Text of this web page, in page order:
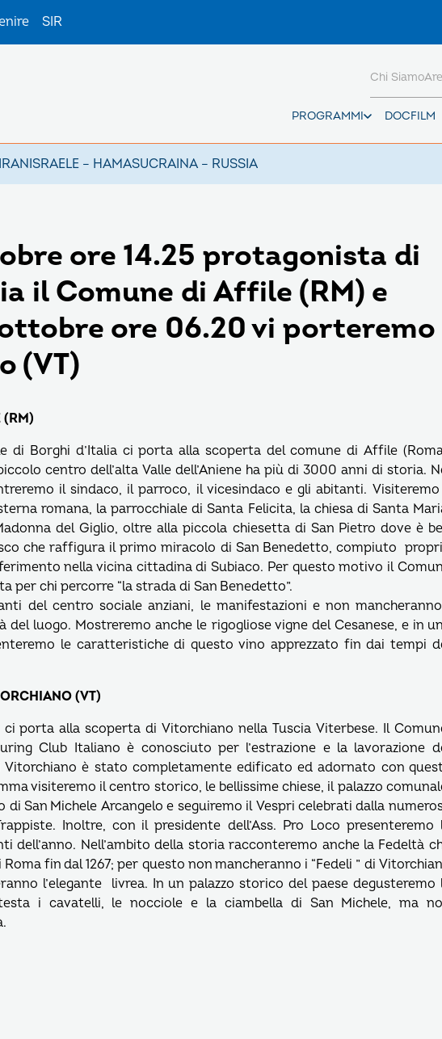
SIR
PROGRAMMI DOCFILM
Chi Siamo
IRANISRAELE – HAMASUCRAINA – RUSSIA
ore 14.25 protagonista di
il Comune di Affile (RM) e
ore 06.20 vi porteremo
(VT)
(RM)
di Borghi d’Italia ci porta alla scoperta del comune di Affile
centro dell’alta Valle dell’Aniene ha più di 3000 anni di storia.
il sindaco, il parroco, il vicesindaco e gli abitanti.
romana, la parrocchiale di Santa Felicita, la chiesa di Santa
del Giglio, oltre alla piccola chiesetta di San Pietro dove è
che raffigura il primo miracolo di San Benedetto, compiuto
nella vicina cittadina di Subiaco. Per questo motivo il
per chi percorre “la strada di San Benedetto”.
del centro sociale anziani, le manifestazioni e non
luogo. Mostreremo anche le rigogliose vigne del Cesanese, e in
le caratteristiche di questo vino apprezzato fin dai tempi
(VT)
porta alla scoperta di Vitorchiano nella Tuscia Viterbese. Il
Club Italiano è conosciuto per l’estrazione e la lavorazione
è stato completamente edificato ed adornato con
visiteremo il centro storico, le bellissime chiese, il palazzo
di San Michele Arcangelo e seguiremo il Vespri celebrati dalla
Inoltre, con il presidente dell’Ass. Pro Loco presenteremo
dell’anno. Nell’ambito della storia racconteremo anche la Fedeltà
fin dal 1267; per questo non mancheranno i “Fedeli ” di
l’elegante livrea. In un palazzo storico del paese degusteremo
i cavatelli, le nocciole e la ciambella di San Michele, ma